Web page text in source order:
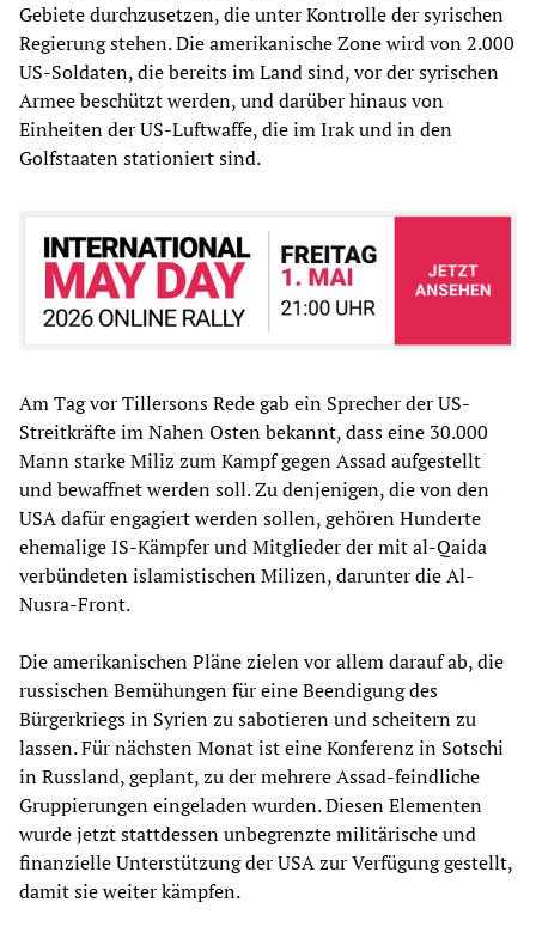
Gebiete durchzusetzen, die unter Kontrolle der syrischen
Regierung stehen. Die amerikanische Zone wird von 2.000
US-Soldaten, die bereits im Land sind, vor der syrischen
Armee beschützt werden, und darüber hinaus von
Einheiten der US-Luftwaffe, die im Irak und in den
Golfstaaten stationiert sind.
Am Tag vor Tillersons Rede gab ein Sprecher der US-
Streitkräfte im Nahen Osten bekannt, dass eine 30.000
Mann starke Miliz zum Kampf gegen Assad aufgestellt
und bewaffnet werden soll. Zu denjenigen, die von den
USA dafür engagiert werden sollen, gehören Hunderte
ehemalige IS-Kämpfer und Mitglieder der mit al-Qaida
verbündeten islamistischen Milizen, darunter die Al-
Nusra-Front.
Die amerikanischen Pläne zielen vor allem darauf ab, die
russischen Bemühungen für eine Beendigung des
Bürgerkriegs in Syrien zu sabotieren und scheitern zu
lassen. Für nächsten Monat ist eine Konferenz in Sotschi
in Russland, geplant, zu der mehrere Assad-feindliche
Gruppierungen eingeladen wurden. Diesen Elementen
wurde jetzt stattdessen unbegrenzte militärische und
finanzielle Unterstützung der USA zur Verfügung gestellt,
damit sie weiter kämpfen.